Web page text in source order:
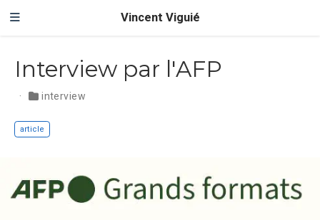
Vincent Viguié
Interview par l'AFP
interview
article